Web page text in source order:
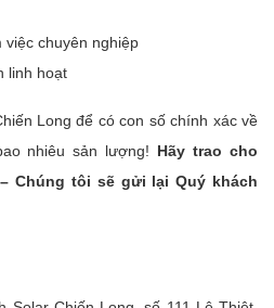
chuyên nghiệp
linh hoạt
Long để có con số chính xác về
nhiêu sản lượng! Hãy trao cho
Chúng tôi sẽ gửi lại Quý khách